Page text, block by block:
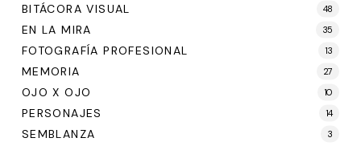
BITÁCORA VISUAL 48
EN LA MIRA 35
FOTOGRAFÍA PROFESIONAL 13
MEMORIA 27
OJO X OJO 10
PERSONAJES 14
SEMBLANZA 3